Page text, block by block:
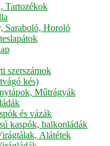
Tartozékok
Saraboló, Horoló
szerszámok
kés)
Műtrágyák
és vázák
kaspók, balkonládák
Alátétek